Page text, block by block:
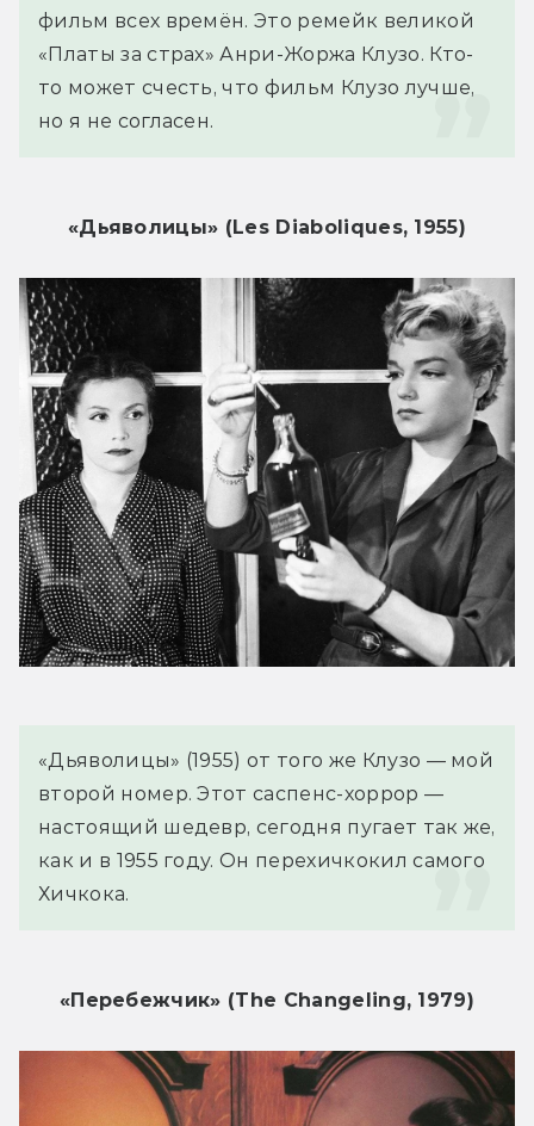
фильм всех времён. Это ремейк великой
«Платы за страх» Анри-Жоржа Клузо. Кто-
то может счесть, что фильм Клузо лучше,
но я не согласен.
«Дьяволицы» (Les Diaboliques, 1955)
«Дьяволицы» (1955) от того же Клузо — мой
второй номер. Этот саспенс-хоррор —
настоящий шедевр, сегодня пугает так же,
как и в 1955 году. Он перехичкокил самого
Хичкока.
«Перебежчик» (The Changeling, 1979)